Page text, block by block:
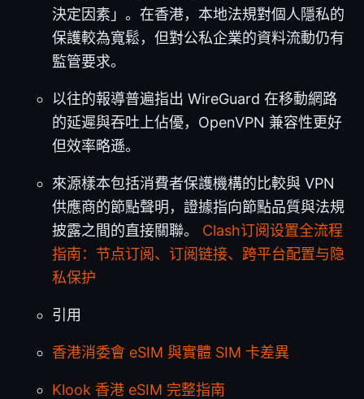
決定因素」。在香港，本地法規對個人隱私的
保護較為寬鬆，但對公私企業的資料流動仍有
監管要求。
以往的報導普遍指出 WireGuard 在移動網路
的延遲與吞吐上佔優，OpenVPN 兼容性更好
但效率略遜。
來源樣本包括消費者保護機構的比較與 VPN
供應商的節點聲明，證據指向節點品質與法規
披露之間的直接關聯。 Clash订阅设置全流程
指南：节点订阅、订阅链接、跨平台配置与隐
私保护
引用
香港消委會 eSIM 與實體 SIM 卡差異
Klook 香港 eSIM 完整指南